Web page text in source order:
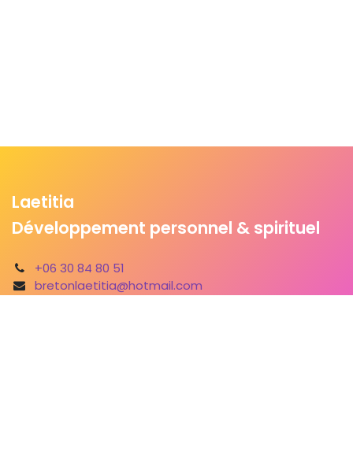
Laetitia
Développement personnel & spirituel
+06 30 84 80 51
bretonlaetitia@hotmail.com